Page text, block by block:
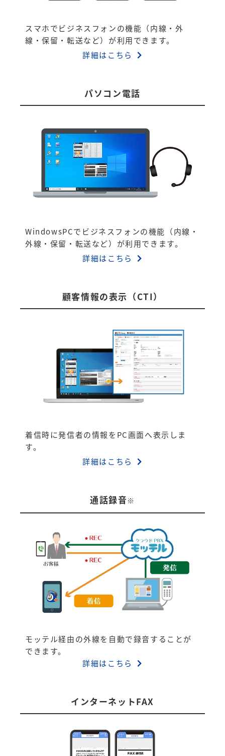
スマホでビジネスフォンの機能（内線・外
線・保留・転送など）が利用できます。
詳細はこちら
パソコン電話
WindowsPCでビジネスフォンの機能（内線・
外線・保留・転送など）が利用できます。
詳細はこちら
顧客情報の表示（CTI）
着信時に発信者の情報をPC画面へ表示しま
す。
詳細はこちら
通話録音 ※
モッテル経由の外線を自動で録音することが
できます。
詳細はこちら
インターネットFAX